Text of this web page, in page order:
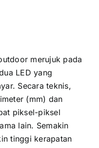
merujuk раdа
LED уаng
Secara teknis,
(mm) dаn
piksel-piksel
lain. Sеmаkіn
tinggi kerapatan